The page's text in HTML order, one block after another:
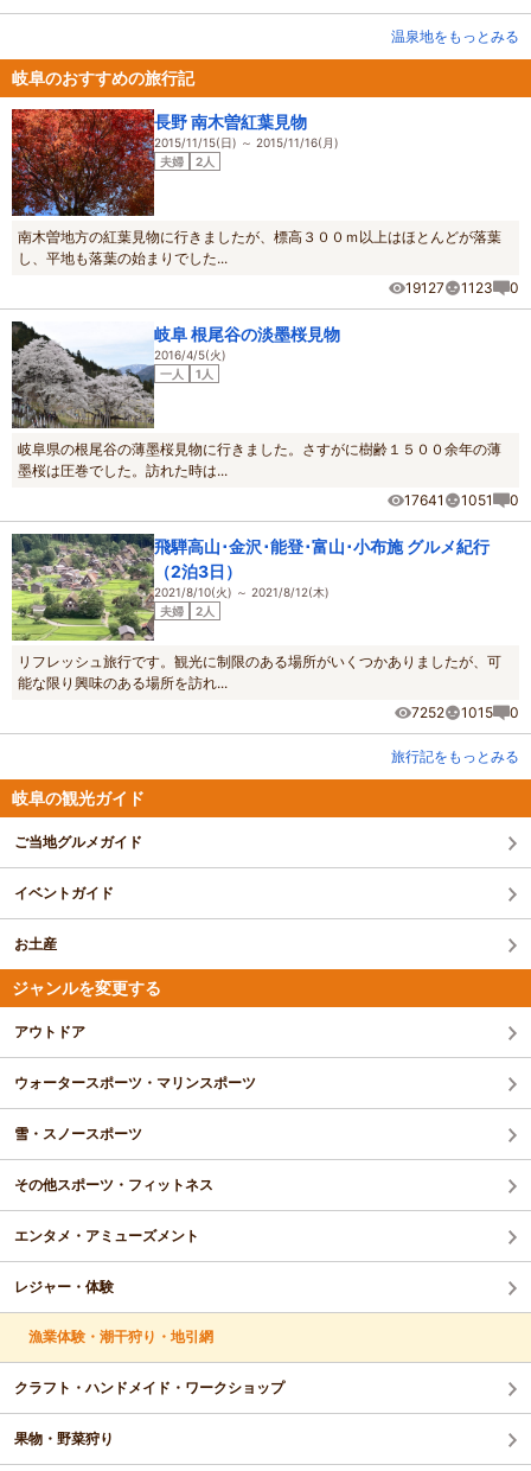
温泉地をもっとみる
岐阜のおすすめの旅行記
長野 南木曽紅葉見物
2015/11/15(日) ～ 2015/11/16(月)
夫婦
2人
南木曽地方の紅葉見物に行きましたが、標高３００ｍ以上はほとんどが落葉
し、平地も落葉の始まりでした...
19127
1123 0
岐阜 根尾谷の淡墨桜見物
2016/4/5(火)
一人
1人
岐阜県の根尾谷の薄墨桜見物に行きました。さすがに樹齢１５００余年の薄
墨桜は圧巻でした。訪れた時は...
17641
1051 0
飛騨高山･金沢･能登･富山･小布施 グルメ紀行
（2泊3日）
2021/8/10(火) ～ 2021/8/12(木)
夫婦
2人
リフレッシュ旅行です。観光に制限のある場所がいくつかありましたが、可
能な限り興味のある場所を訪れ...
7252
1015 0
旅行記をもっとみる
岐阜の観光ガイド
ご当地グルメガイド
イベントガイド
お土産
ジャンルを変更する
アウトドア
ウォータースポーツ・マリンスポーツ
雪・スノースポーツ
その他スポーツ・フィットネス
エンタメ・アミューズメント
レジャー・体験
漁業体験・潮干狩り・地引網
クラフト・ハンドメイド・ワークショップ
果物・野菜狩り